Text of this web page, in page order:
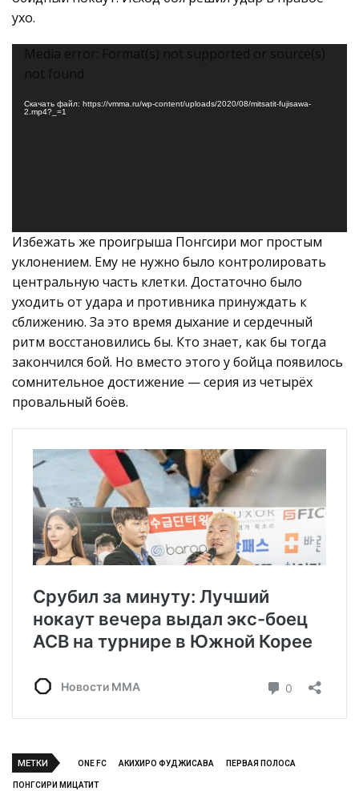
ухо.
Видеоплеер
Media error: Format(s) not supported or source(s)
not found
Скачать файл: https://vmma.ru/wp-content/uploads/2020/08/mitsatit-fujisawa-
2.mp4?_=1
Избежать же проигрыша Понгсири мог простым
уклонением. Ему не нужно было контролировать
центральную часть клетки. Достаточно было
уходить от удара и противника принуждать к
сближению. За это время дыхание и сердечный
ритм восстановились бы. Кто знает, как бы тогда
закончился бой. Но вместо этого у бойца появилось
сомнительное достижение — серия из четырёх
провальный боёв.
МЕТКИ ONE FC АКИХИРО ФУДЖИСАВА ПЕРВАЯ ПОЛОСА
ПОНГСИРИ МИЦАТИТ